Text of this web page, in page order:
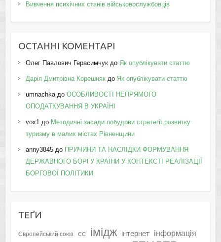
Вивчення психічних станів військовослужбовців
ОСТАННІ КОМЕНТАРІ
Олег Павлович Герасимчукдо Як опублікувати статтю
Дарія Дмитрівна Корешнякдо Як опублікувати статтю
umnachkaдо ОСОБЛИВОСТІ НЕПРЯМОГО
ОПОДАТКУВАННЯ В УКРАЇНІ
vox1до Методичні засади побудови стратегії розвитку
туризму в малих містах Рівненщини
anny3845до ПРИЧИНИ ТА НАСЛІДКИ ФОРМУВАННЯ
ДЕРЖАВНОГО БОРГУ КРАЇНИ У КОНТЕКСТІ РЕАЛІЗАЦІЇ
БОРГОВОЇ ПОЛІТИКИ
ТЕҐИ
Європейський союз ЄС імідж інтернет інформація